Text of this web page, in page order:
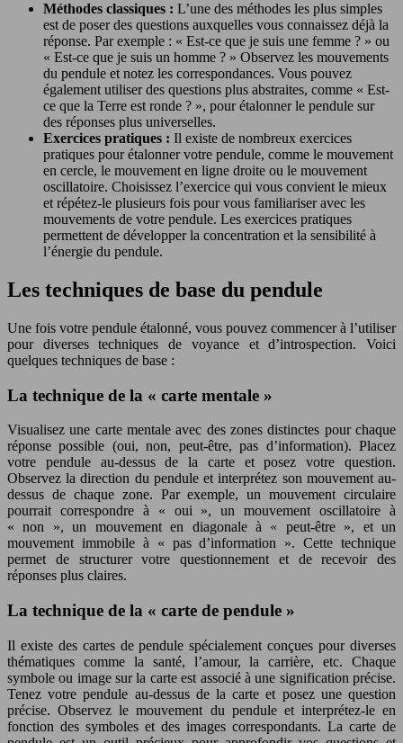
Méthodes classiques : L’une des méthodes les plus simples
est de poser des questions auxquelles vous connaissez déjà la
réponse. Par exemple : « Est-ce que je suis une femme ? » ou
« Est-ce que je suis un homme ? » Observez les mouvements
du pendule et notez les correspondances. Vous pouvez
également utiliser des questions plus abstraites, comme « Est-
ce que la Terre est ronde ? », pour étalonner le pendule sur
des réponses plus universelles.
Exercices pratiques : Il existe de nombreux exercices
pratiques pour étalonner votre pendule, comme le mouvement
en cercle, le mouvement en ligne droite ou le mouvement
oscillatoire. Choisissez l’exercice qui vous convient le mieux
et répétez-le plusieurs fois pour vous familiariser avec les
mouvements de votre pendule. Les exercices pratiques
permettent de développer la concentration et la sensibilité à
l’énergie du pendule.
Les techniques de base du pendule
Une fois votre pendule étalonné, vous pouvez commencer à l’utiliser
pour diverses techniques de voyance et d’introspection. Voici
quelques techniques de base :
La technique de la « carte mentale »
Visualisez une carte mentale avec des zones distinctes pour chaque
réponse possible (oui, non, peut-être, pas d’information). Placez
votre pendule au-dessus de la carte et posez votre question.
Observez la direction du pendule et interprétez son mouvement au-
dessus de chaque zone. Par exemple, un mouvement circulaire
pourrait correspondre à « oui », un mouvement oscillatoire à
« non », un mouvement en diagonale à « peut-être », et un
mouvement immobile à « pas d’information ». Cette technique
permet de structurer votre questionnement et de recevoir des
réponses plus claires.
La technique de la « carte de pendule »
Il existe des cartes de pendule spécialement conçues pour diverses
thématiques comme la santé, l’amour, la carrière, etc. Chaque
symbole ou image sur la carte est associé à une signification précise.
Tenez votre pendule au-dessus de la carte et posez une question
précise. Observez le mouvement du pendule et interprétez-le en
fonction des symboles et des images correspondants. La carte de